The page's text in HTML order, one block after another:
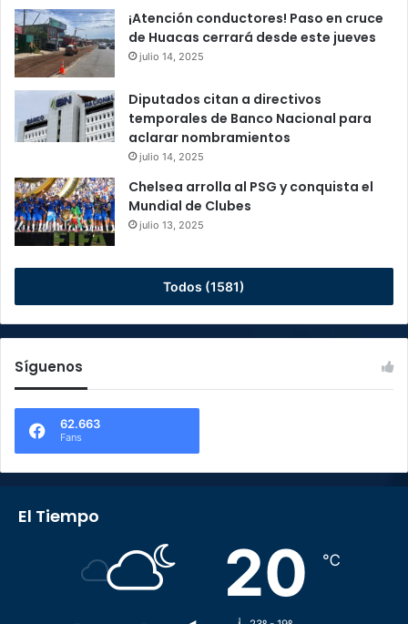
¡Atención conductores! Paso en cruce
de Huacas cerrará desde este jueves
julio 14, 2025
Diputados citan a directivos
temporales de Banco Nacional para
aclarar nombramientos
julio 14, 2025
Chelsea arrolla al PSG y conquista el
Mundial de Clubes
julio 13, 2025
Todos (1581)
Síguenos
62.663
Fans
El Tiempo
20 ℃